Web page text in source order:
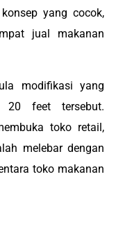
yang cocok,
jual makanan
modifikasi yang
20 feet tersebut.
toko retail,
melebar dengan
toko makanan